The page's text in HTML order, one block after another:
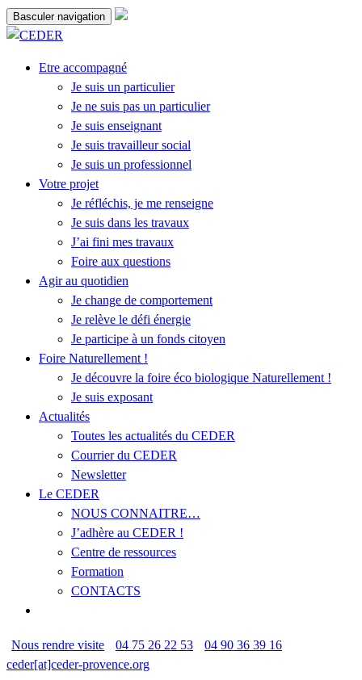
Basculer navigation
Etre accompagné
Je suis un particulier
Je ne suis pas un particulier
Je suis enseignant
Je suis travailleur social
Je suis un professionnel
Votre projet
Je réfléchis, je me renseigne
Je suis dans les travaux
J’ai fini mes travaux
Foire aux questions
Agir au quotidien
Je change de comportement
Je relève le défi énergie
Je participe à un fonds citoyen
Foire Naturellement !
Je découvre la foire éco biologique Naturellement !
Je suis exposant
Actualités
Toutes les actualités du CEDER
Courrier du CEDER
Newsletter
Le CEDER
NOUS CONNAITRE…
J’adhère au CEDER !
Centre de ressources
Formation
CONTACTS
Nous rendre visite 04 75 26 22 53
04 90 36 39 16
ceder[at]ceder-provence.org